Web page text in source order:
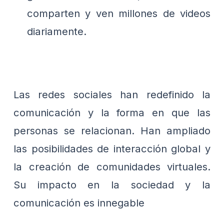
comparten y ven millones de videos
diariamente.
Las redes sociales han redefinido la
comunicación y la forma en que las
personas se relacionan. Han ampliado
las posibilidades de interacción global y
la creación de comunidades virtuales.
Su impacto en la sociedad y la
comunicación es innegable